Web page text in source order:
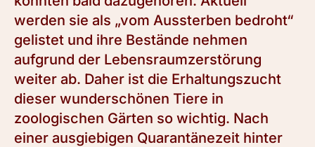
werden sie als „vom Aussterben bedroht“
gelistet und ihre Bestände nehmen
aufgrund der Lebensraumzerstörung
weiter ab. Daher ist die Erhaltungszucht
dieser wunderschönen Tiere in
zoologischen Gärten so wichtig. Nach
einer ausgiebigen Quarantänezeit hinter